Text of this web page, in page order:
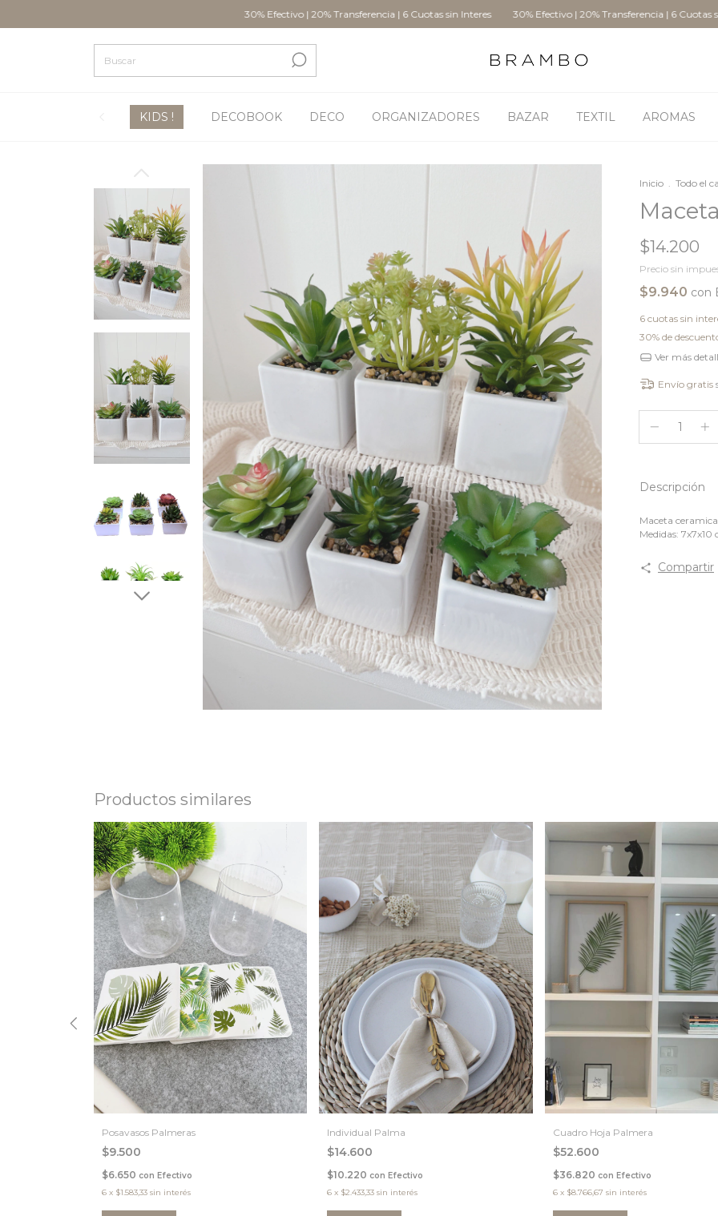
30% Efectivo | 20% Transferencia | 6 Cuotas sin Interes 30% Efectivo | 20% Transferencia | 6 Cuotas sin Interes
KIDS ! DECOBOOK DECO ORGANIZADORES BAZAR TEXTIL AROMAS
Inicio . Todo el
$14.200
Precio sin
$9.940 con
6 cuotas sin
30% de
Ver más
Envío gratis
Descripción
Maceta
Medidas: 7x7x10
Compartir
Productos similares
Posavasos Palmeras
$9.500
$6.650 con Efectivo
6 x $1.583,33 sin interés
Individual Palma
$14.600
$10.220 con Efectivo
6 x $2.433,33 sin interés
Cuadro Hoja Palmera
$52.600
$36.820 con Efectivo
6 x $8.766,67 sin interés